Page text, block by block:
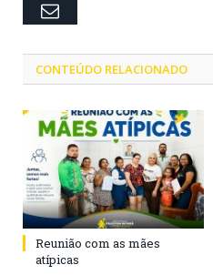
Email
CONTEÚDO RELACIONADO
Reunião com as mães
atípicas